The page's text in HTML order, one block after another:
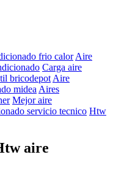
frio calor Aire
Carga aire
bricodepot Aire
midea Aires
Mejor aire
servicio tecnico Htw
aire